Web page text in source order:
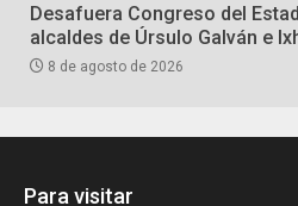
Desafuera Congreso del
alcaldes de Úrsulo Galván e
8 de agosto de 2026
Para visitar